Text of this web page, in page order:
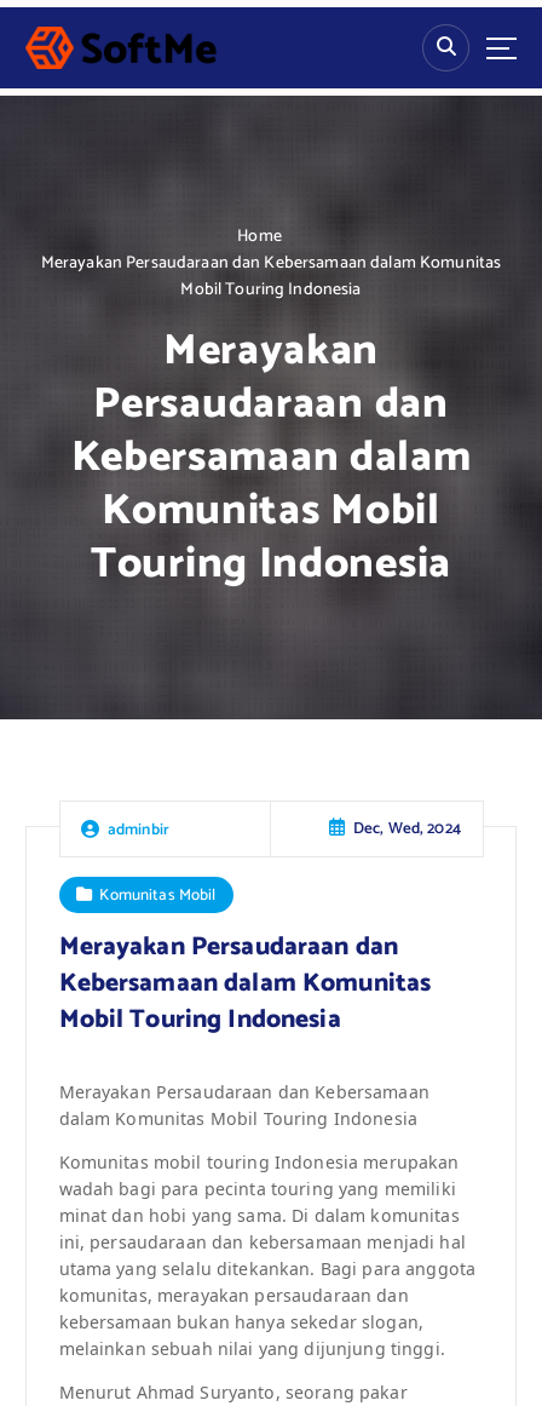
S
p
Home
Merayakan Persaudaraan dan Kebersamaan dalam Komunitas
Mobil Touring Indonesia
Merayakan
Persaudaraan dan
Kebersamaan dalam
Komunitas Mobil
Touring Indonesia
adminbir Dec, Wed, 2024
Komunitas Mobil
Merayakan Persaudaraan dan
Kebersamaan dalam Komunitas
Mobil Touring Indonesia
Merayakan Persaudaraan dan Kebersamaan
dalam Komunitas Mobil Touring Indonesia
Komunitas mobil touring Indonesia merupakan
wadah bagi para pecinta touring yang memiliki
minat dan hobi yang sama. Di dalam komunitas
ini, persaudaraan dan kebersamaan menjadi hal
utama yang selalu ditekankan. Bagi para anggota
komunitas, merayakan persaudaraan dan
kebersamaan bukan hanya sekedar slogan,
melainkan sebuah nilai yang dijunjung tinggi.
Menurut Ahmad Suryanto, seorang pakar